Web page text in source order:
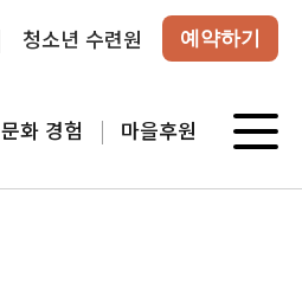
청소년 수련원
문화 경험 마을후원
예약하기